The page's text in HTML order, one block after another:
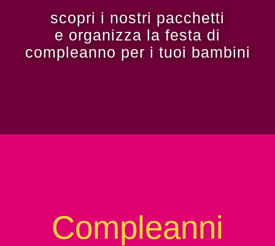
Contatti
scopri i nostri pacchetti
e organizza la festa di
compleanno per i tuoi bambini
Compleanni